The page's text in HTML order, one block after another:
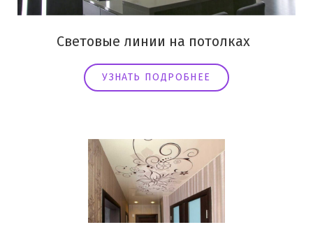
Световые линии на потолках
УЗНАТЬ ПОДРОБНЕЕ